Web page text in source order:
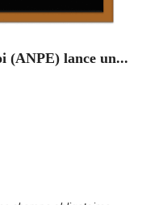
(ANPE) lance un...